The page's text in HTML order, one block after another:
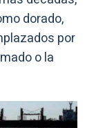
dorado,
por
o la